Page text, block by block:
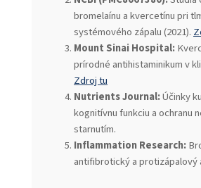
bromelaínu a kvercetínu pri
systémového zápalu (2021).
Mount Sinai Hospital:
prírodné antihistaminikum v
Zdroj tu
Nutrients Journal:Účinky
kognitívnu funkciu a ochranu
starnutím.
Inflammation Research:
antifibrotický a protizápalový